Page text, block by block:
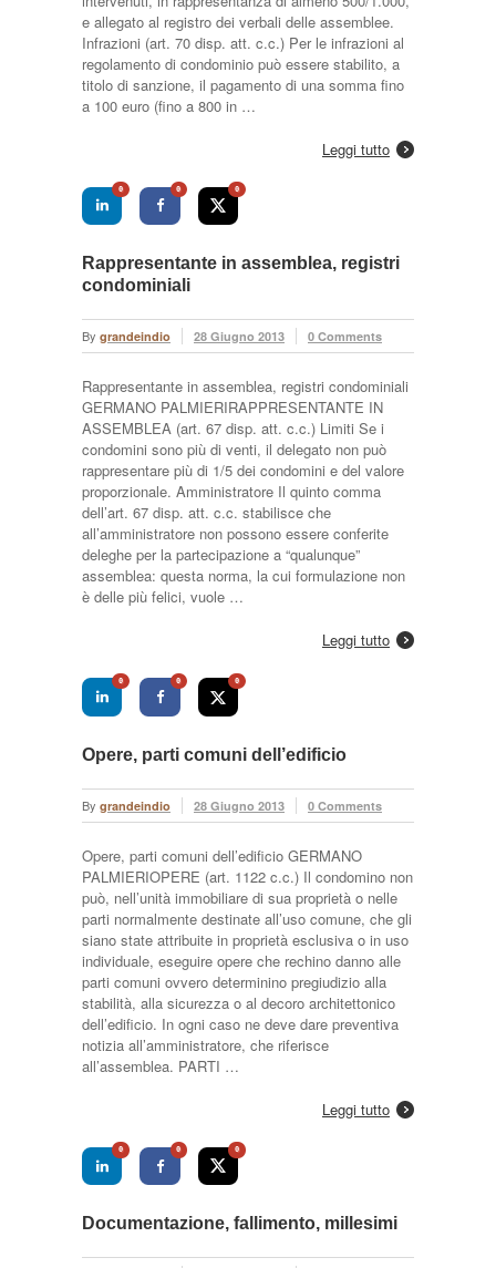
e allegato al registro dei verbali delle assemblee.
Infrazioni (art. 70 disp. att. c.c.) Per le infrazioni al
regolamento di condominio può essere stabilito, a
titolo di sanzione, il pagamento di una somma fino
a 100 euro (fino a 800 in …
Leggi tutto
0 0 0
Rappresentante in assemblea, registri
condominiali
By grandeindio 28 Giugno 2013 0 Comments
Rappresentante in assemblea, registri condominiali
GERMANO PALMIERIRAPPRESENTANTE IN
ASSEMBLEA (art. 67 disp. att. c.c.) Limiti Se i
condomini sono più di venti, il delegato non può
rappresentare più di 1/5 dei condomini e del valore
proporzionale. Amministratore Il quinto comma
dell’art. 67 disp. att. c.c. stabilisce che
all’amministratore non possono essere conferite
deleghe per la partecipazione a “qualunque”
assemblea: questa norma, la cui formulazione non
è delle più felici, vuole …
Leggi tutto
0 0 0
Opere, parti comuni dell’edificio
By grandeindio 28 Giugno 2013 0 Comments
Opere, parti comuni dell’edificio GERMANO
PALMIERIOPERE (art. 1122 c.c.) Il condomino non
può, nell’unità immobiliare di sua proprietà o nelle
parti normalmente destinate all’uso comune, che gli
siano state attribuite in proprietà esclusiva o in uso
individuale, eseguire opere che rechino danno alle
parti comuni ovvero determinino pregiudizio alla
stabilità, alla sicurezza o al decoro architettonico
dell’edificio. In ogni caso ne deve dare preventiva
notizia all’amministratore, che riferisce
all’assemblea. PARTI …
Leggi tutto
0 0 0
Documentazione, fallimento, millesimi